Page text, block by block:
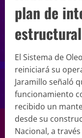
plan de
estructural
El Sistema de
reiniciará su
Jaramillo señaló
funcionamiento
recibido un
desde su
Nacional, a